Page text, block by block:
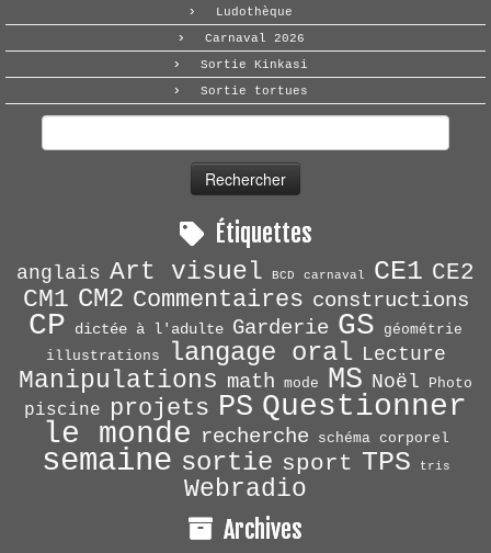
Ludothèque
Carnaval 2026
Sortie Kinkasi
Sortie tortues
Étiquettes
anglais Art visuel BCD carnaval CE1 CE2
CM1 CM2 Commentaires constructions
CP dictée à l'adulte Garderie GS
géométrie
illustrations
langage oral Lecture
Manipulations math mode MS Noël Photo
piscine projets PS Questionner
le monde recherche schéma corporel
semaine sortie sport TPS tris
Webradio
Archives